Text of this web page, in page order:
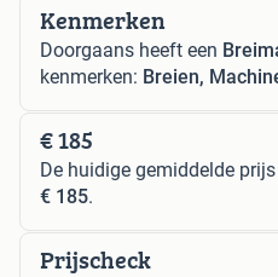
Kenmerken
Doorgaans heeft een
kenmerken: Breien,
€ 185
De huidige gemiddelde
€ 185.
Prijscheck